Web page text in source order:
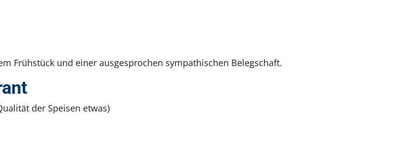
Frühstück und einer ausgesprochen sympathischen Belegschaft.
der Speisen etwas)